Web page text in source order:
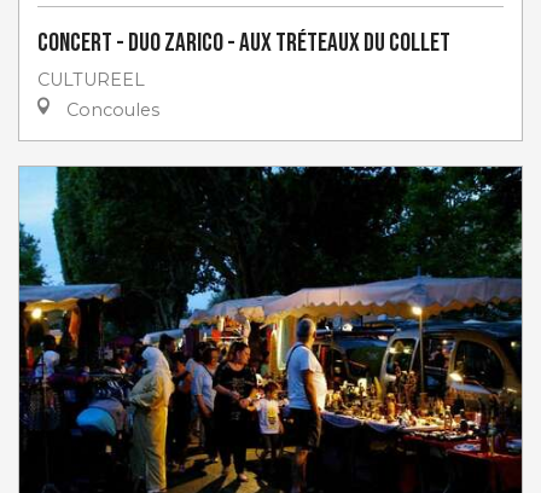
Concert - Duo Zarico - aux Tréteaux du Collet
CULTUREEL
Concoules